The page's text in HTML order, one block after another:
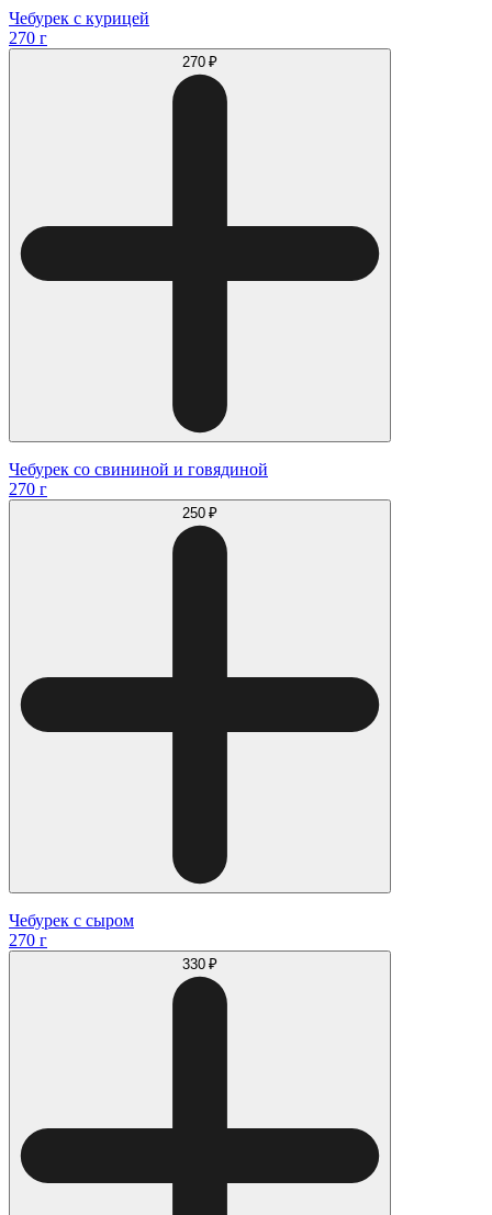
Чебурек с курицей
270 г
270 ₽
Чебурек со свининой и говядиной
270 г
250 ₽
Чебурек с сыром
270 г
330 ₽